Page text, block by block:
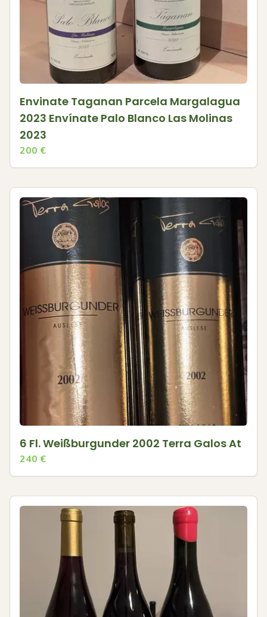
Envinate Taganan Parcela Margalagua
2023 Envínate Palo Blanco Las Molinas
2023
200 €
6 Fl. Weißburgunder 2002 Terra Galos At
240 €